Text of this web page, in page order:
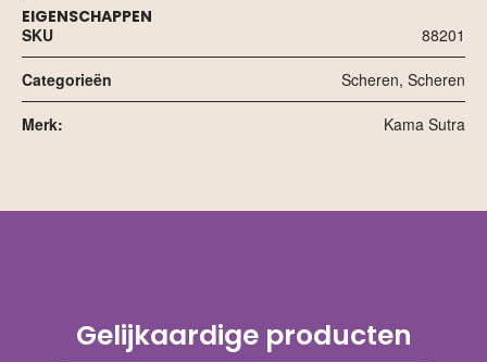
EIGENSCHAPPEN
SKU
88201
Categorieën Scheren, Scheren
Merk: Kama Sutra
Gelijkaardige producten